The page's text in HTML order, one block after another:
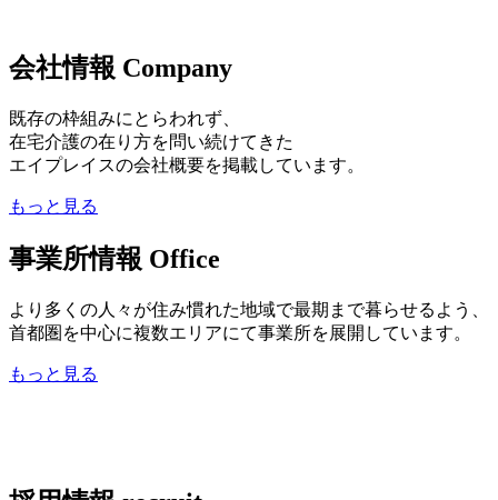
会社情報 Company
既存の枠組みにとらわれず、
在宅介護の在り方を問い続けてきた
エイプレイスの会社概要を掲載しています。
もっと見る
事業所情報 Office
より多くの人々が住み慣れた地域で最期まで暮らせるよう、
首都圏を中心に複数エリアにて事業所を展開しています。
もっと見る